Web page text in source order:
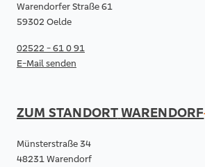
Warendorfer Straße 61
59302 Oelde
02522 - 61 0 91
E-Mail senden
ZUM STANDORTWARENDORF
Münsterstraße 34
48231 Warendorf